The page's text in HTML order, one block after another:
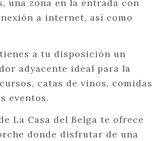
una zona en la entrada con
a internet, así como
a tu disposición un
adyacente ideal para la
catas de vinos, comidas
eventos.
La Casa del Belga te ofrece
donde disfrutar de una